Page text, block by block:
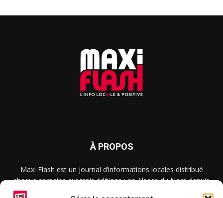
À PROPOS
Maxi Flash est un journal d’informations locales distribué
chaque semaine sur trois éditions : en Alsace du Nord depuis
2015, dans les secteurs d’Obernai-Molsheim-Erstein depuis